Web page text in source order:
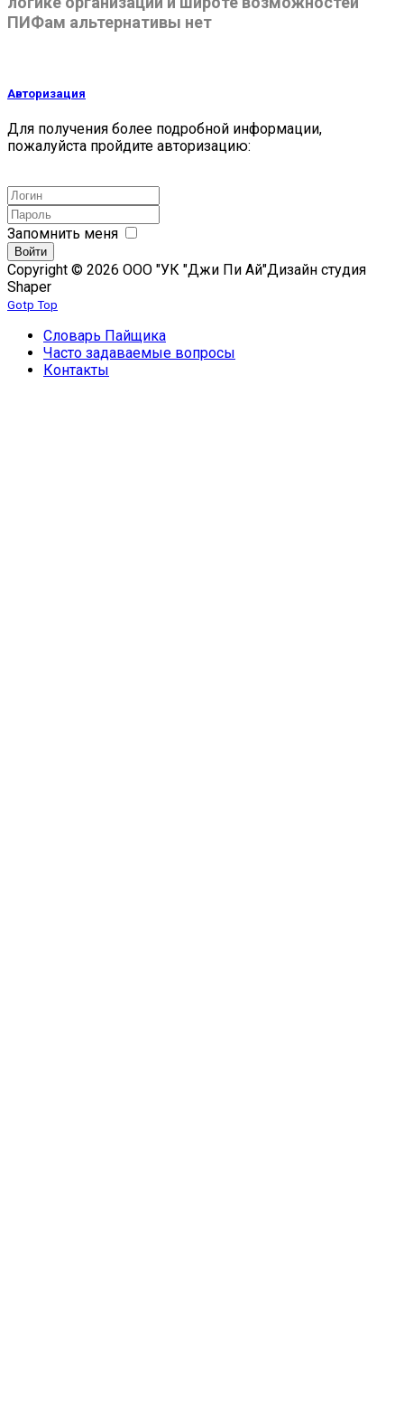
ПИФам альтернативы нет
Авторизация
Для получения более подробной информации,
пожалуйста пройдите авторизацию:
Запомнить меня
Войти
Copyright © 2026 ООО "УК "Джи Пи Ай"Дизайн студия
Shaper
Gotp Top
Словарь Пайщика
Часто задаваемые вопросы
Контакты